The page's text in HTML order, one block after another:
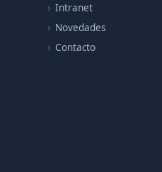
Intranet
Novedades
Contacto